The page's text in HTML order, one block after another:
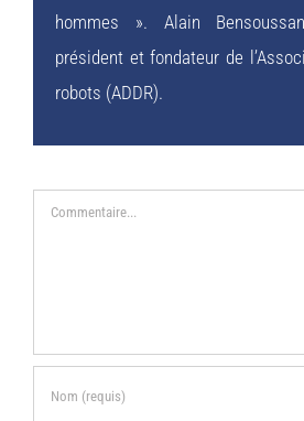
hommes ». Alain
président et fondateur de
robots (ADDR).
Commentaire